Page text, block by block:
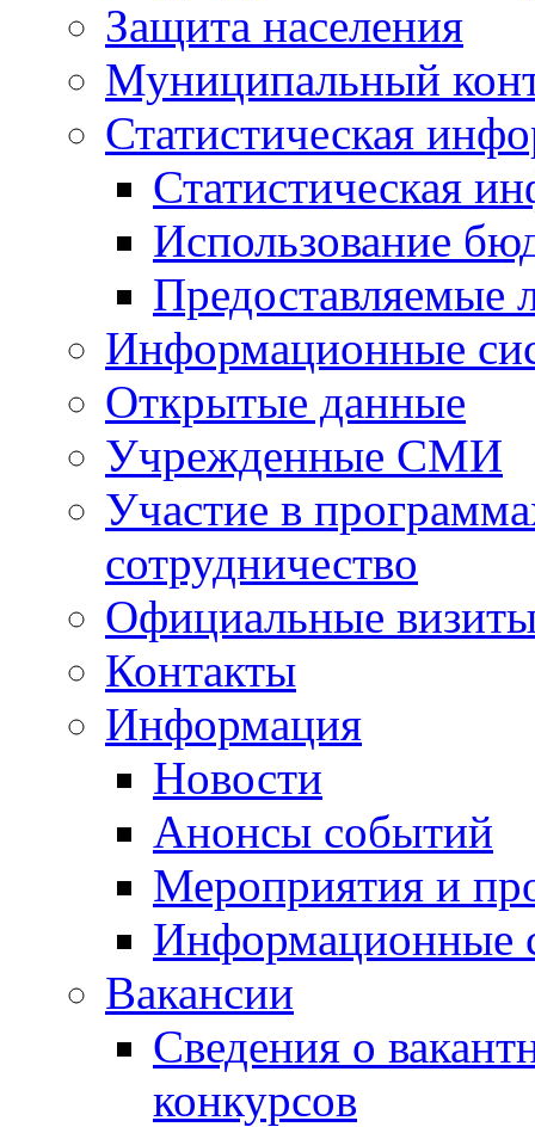
Защита населения
Муниципальный
Статистическая
Статистическая
Использование
Предоставляемые
Информационные
Открытые данные
Учрежденные СМИ
Участие в
сотрудничество
Официальные
Контакты
Информация
Новости
Анонсы событий
Мероприятия и
Информационные
Вакансии
Сведения о
конкурсов